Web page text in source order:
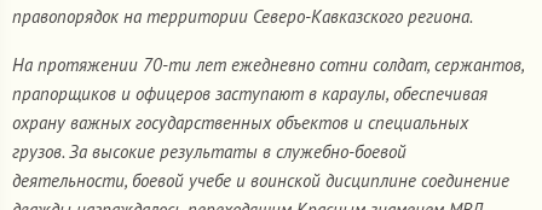
правопорядок на территории Северо-Кавказского региона.
На протяжении 70-ти лет ежедневно сотни солдат, сержантов,
прапорщиков и офицеров заступают в караулы, обеспечивая
охрану важных государственных объектов и специальных
грузов. За высокие результаты в служебно-боевой
деятельности, боевой учебе и воинской дисциплине соединение